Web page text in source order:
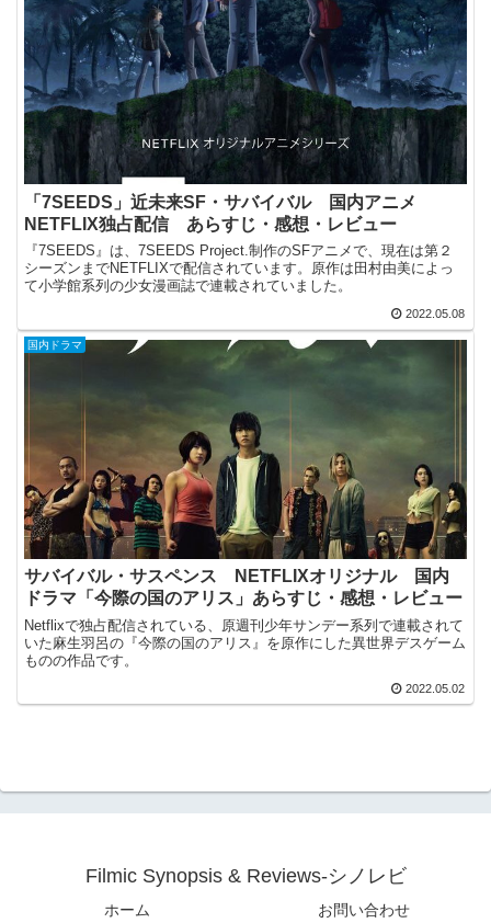
「7SEEDS」近未来SF・サバイバル 国内アニメ
NETFLIX独占配信 あらすじ・感想・レビュー
『7SEEDS』は、7SEEDS Project.制作のSFアニメで、現在は第２
シーズンまでNETFLIXで配信されています。原作は田村由美によっ
て小学館系列の少女漫画誌で連載されていました。
2022.05.08
国内ドラマ
サバイバル・サスペンス NETFLIXオリジナル 国内
ドラマ「今際の国のアリス」あらすじ・感想・レビュー
Netflixで独占配信されている、原週刊少年サンデー系列で連載されて
いた麻生羽呂の『今際の国のアリス』を原作にした異世界デスゲーム
ものの作品です。
2022.05.02
Filmic Synopsis & Reviews-シノレビ
ホーム お問い合わせ